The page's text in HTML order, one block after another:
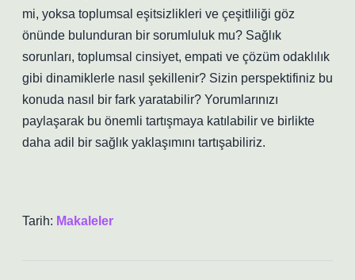
mi, yoksa toplumsal eşitsizlikleri ve çeşitliliği göz
önünde bulunduran bir sorumluluk mu? Sağlık
sorunları, toplumsal cinsiyet, empati ve çözüm odaklılık
gibi dinamiklerle nasıl şekillenir? Sizin perspektifiniz bu
konuda nasıl bir fark yaratabilir? Yorumlarınızı
paylaşarak bu önemli tartışmaya katılabilir ve birlikte
daha adil bir sağlık yaklaşımını tartışabiliriz.
Tarih: Makaleler